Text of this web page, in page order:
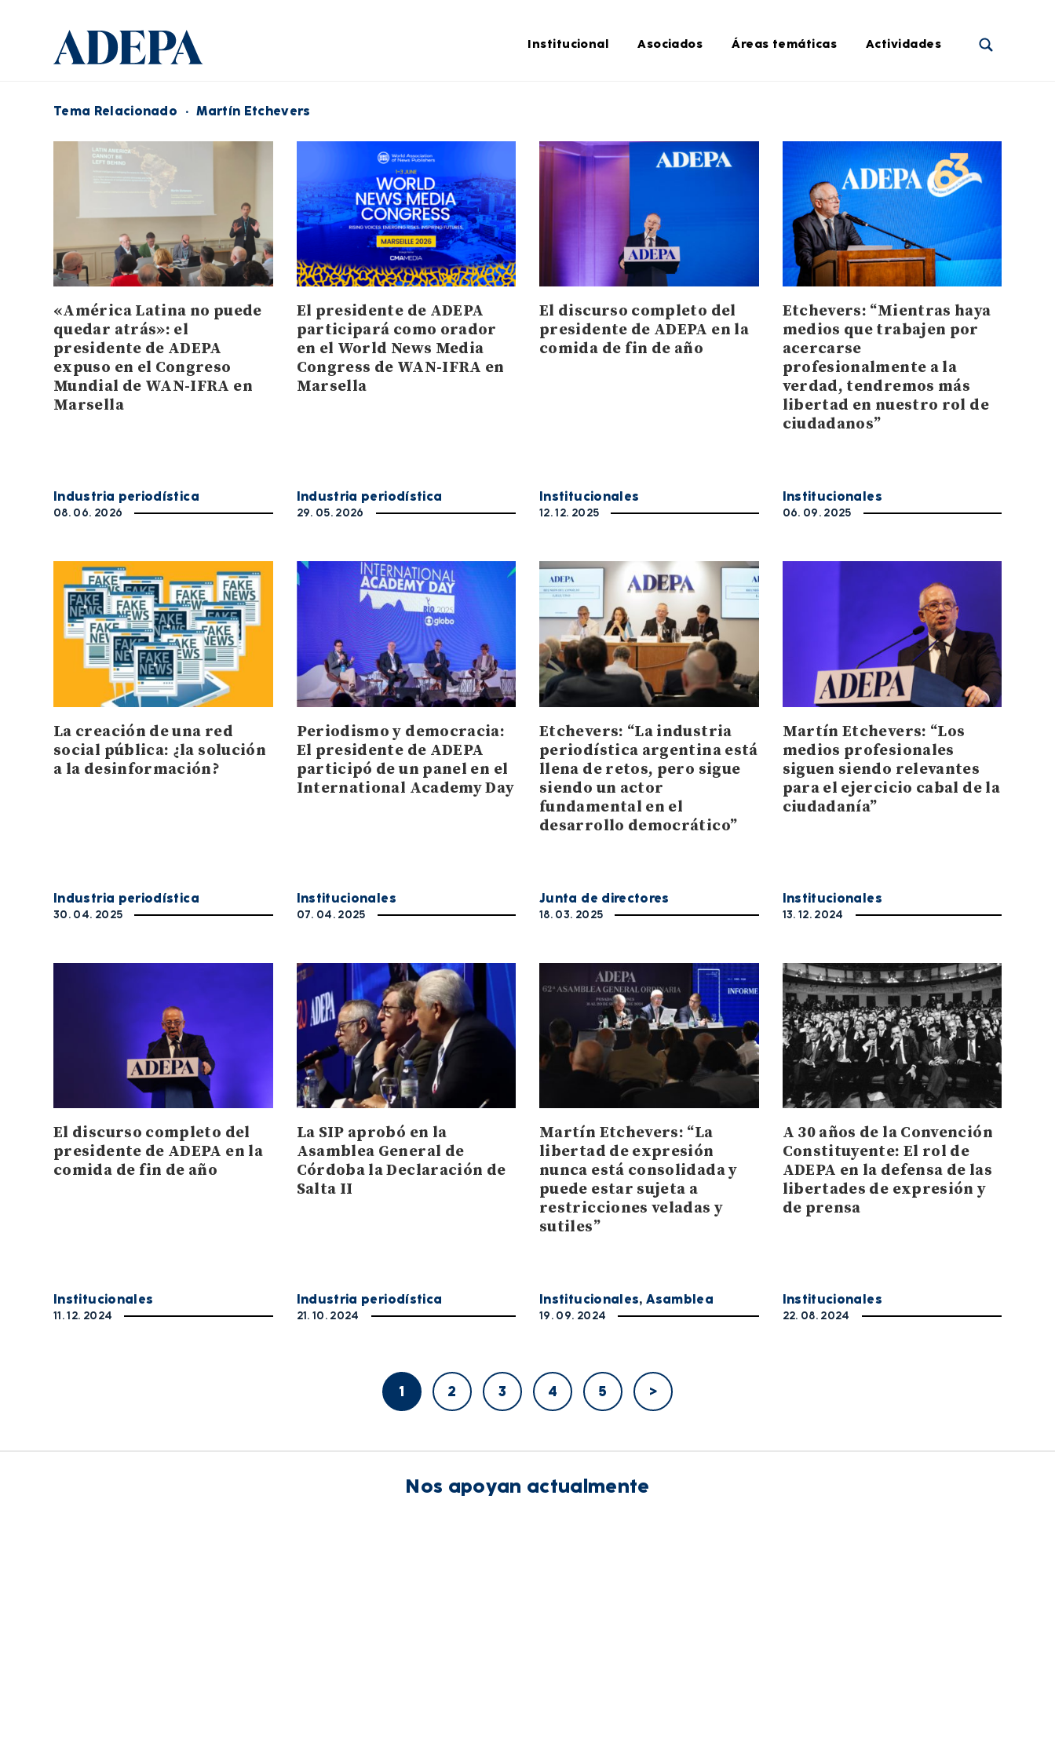
Institucional Asociados Áreas temáticas Actividades
Tema Relacionado · Martín Etchevers
«América Latina no puede
quedar atrás»: el
presidente de ADEPA
expuso en el Congreso
Mundial de WAN-IFRA en
Marsella
Industria periodística
08. 06. 2026
El presidente de ADEPA
participará como orador
en el World News Media
Congress de WAN-IFRA en
Marsella
Industria periodística
29. 05. 2026
El discurso completo del
presidente de ADEPA en la
comida de fin de año
Institucionales
12. 12. 2025
Etchevers: “Mientras haya
medios que trabajen por
acercarse
profesionalmente a la
verdad, tendremos más
libertad en nuestro rol de
ciudadanos”
Institucionales
06. 09. 2025
La creación de una red
social pública: ¿la solución
a la desinformación?
Industria periodística
30. 04. 2025
Periodismo y democracia:
El presidente de ADEPA
participó de un panel en el
International Academy Day
Institucionales
07. 04. 2025
Etchevers: “La industria
periodística argentina está
llena de retos, pero sigue
siendo un actor
fundamental en el
desarrollo democrático”
Junta de directores
18. 03. 2025
Martín Etchevers: “Los
medios profesionales
siguen siendo relevantes
para el ejercicio cabal de la
ciudadanía”
Institucionales
13. 12. 2024
El discurso completo del
presidente de ADEPA en la
comida de fin de año
Institucionales
11. 12. 2024
La SIP aprobó en la
Asamblea General de
Córdoba la Declaración de
Salta II
Industria periodística
21. 10. 2024
Martín Etchevers: “La
libertad de expresión
nunca está consolidada y
puede estar sujeta a
restricciones veladas y
sutiles”
Institucionales,Asamblea
19. 09. 2024
A 30 años de la Convención
Constituyente: El rol de
ADEPA en la defensa de las
libertades de expresión y
de prensa
Institucionales
22. 08. 2024
1 2 3 4 5 >
Nos apoyan actualmente